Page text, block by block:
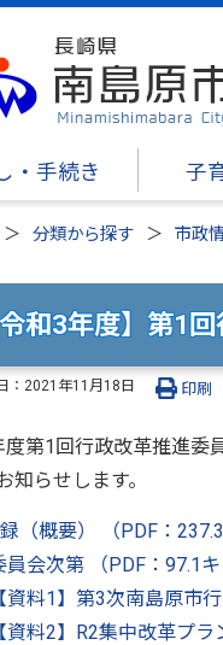
・手続き 子
分類から探す 市政
令和3年度】第1
： 2021年11月18日 印刷
度第1回行政改革推進委
知らせします。
（概要） （PDF：
員会次第 （PDF：97.1キ
資料1】第3次南島原市
資料2】R2集中改革プラ